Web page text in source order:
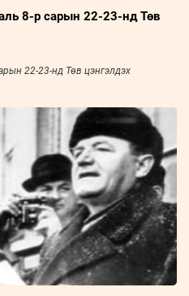
8-р сарын 22-23-нд Төв
22-23-нд Төв цэнгэлдэх